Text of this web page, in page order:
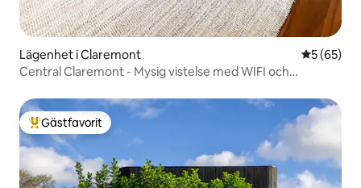
Lägenhet i Claremont 5 av 5 i
5 (65)
Central Claremont - Mysig vistelse med WIFI och
Populär gästfavorit
Gästfavorit